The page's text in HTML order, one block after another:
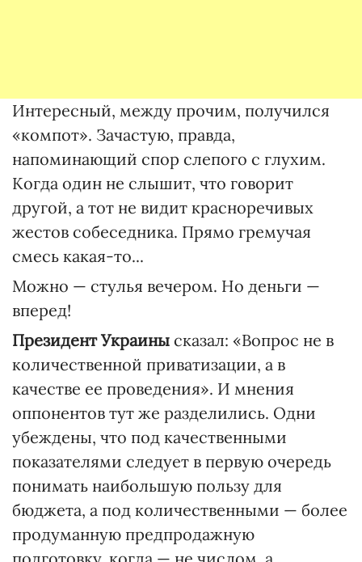
Интересный, между прочим, получился
«компот». Зачастую, правда,
напоминающий спор слепого с глухим.
Когда один не слышит, что говорит
другой, а тот не видит красноречивых
жестов собеседника. Прямо гремучая
смесь какая-то...
Можно — стулья вечером. Но деньги —
вперед!
Президент Украины сказал: «Вопрос не в
количественной приватизации, а в
качестве ее проведения». И мнения
оппонентов тут же разделились. Одни
убеждены, что под качественными
показателями следует в первую очередь
понимать наибольшую пользу для
бюджета, а под количественными — более
продуманную предпродажную